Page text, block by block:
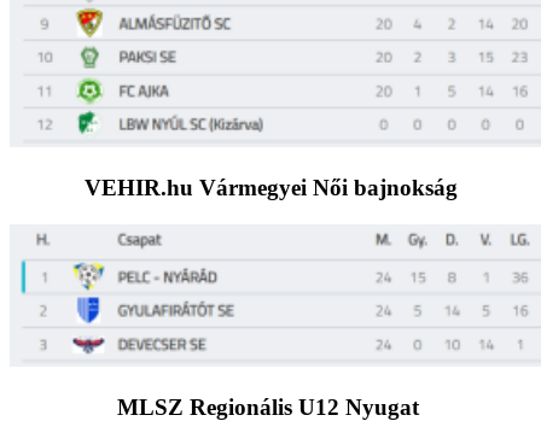
VEHIR.hu Vármegyei Női bajnokság
MLSZ Regionális U12 Nyugat